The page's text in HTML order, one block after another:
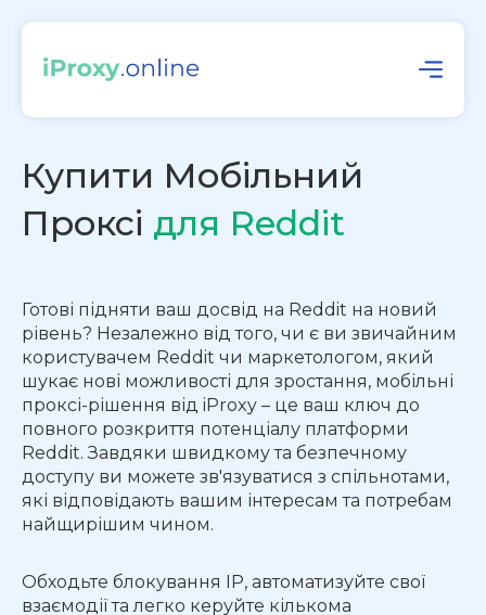
Купити Мобільний
Проксі для Reddit
Готові підняти ваш досвід на Reddit на новий
рівень? Незалежно від того, чи є ви звичайним
користувачем Reddit чи маркетологом, який
шукає нові можливості для зростання, мобільні
проксі-рішення від iProxy – це ваш ключ до
повного розкриття потенціалу платформи
Reddit. Завдяки швидкому та безпечному
доступу ви можете зв'язуватися з спільнотами,
які відповідають вашим інтересам та потребам
найщирішим чином.
Обходьте блокування IP, автоматизуйте свої
взаємодії та легко керуйте кількома